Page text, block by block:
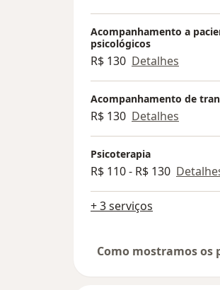
Acompanhamento a
psicológicos
R$ 130 Detalhes
Acompanhamento de
R$ 130 Detalhes
Psicoterapia
R$ 110 - R$ 130
+ 3 serviços
Como mostramos os